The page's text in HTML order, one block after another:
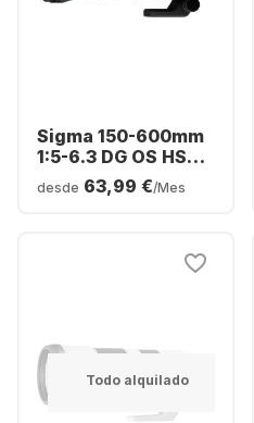
Sigma 150-600mm
1:5-6.3 DG OS HSM
Canon EF-Mount
desde 63,99 €/Mes
Todo alquilado